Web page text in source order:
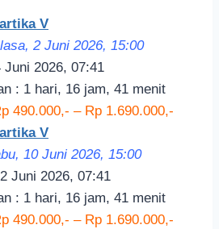
V
2 Juni 2026, 15:00
2026, 07:41
: 1 hari, 16 jam, 41 menit
490.000,- – Rp 1.690.000,-
V
10 Juni 2026, 15:00
Juni 2026, 07:41
: 1 hari, 16 jam, 41 menit
490.000,- – Rp 1.690.000,-